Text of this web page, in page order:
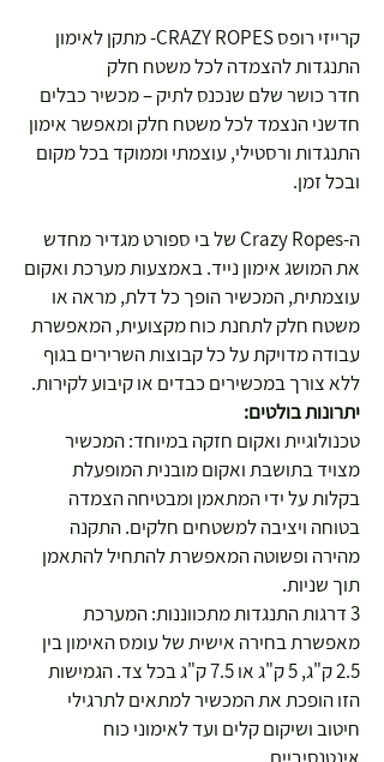
קרייזי רופס CRAZY ROPES- מתקן לאימון
התנגדות להצמדה לכל משטח חלק
חדר כושר שלם שנכנס לתיק – מכשיר כבלים
חדשני הנצמד לכל משטח חלק ומאפשר אימון
התנגדות ורסטילי, עוצמתי וממוקד בכל מקום
ובכל זמן.
ה-Crazy Ropes של בי ספורט מגדיר מחדש
את המושג אימון נייד. באמצעות מערכת ואקום
עוצמתית, המכשיר הופך כל דלת, מראה או
משטח חלק לתחנת כוח מקצועית, המאפשרת
עבודה מדויקת על כל קבוצות השרירים בגוף
ללא צורך במכשירים כבדים או קיבוע לקירות.
יתרונות בולטים:
טכנולוגיית ואקום חזקה במיוחד: המכשיר
מצויד בתושבת ואקום מובנית המופעלת
בקלות על ידי המתאמן ומבטיחה הצמדה
בטוחה ויציבה למשטחים חלקים. התקנה
מהירה ופשוטה המאפשרת להתחיל להתאמן
תוך שניות.
3 דרגות התנגדות מתכווננות: המערכת
מאפשרת בחירה אישית של עומס האימון בין
2.5 ק"ג, 5 ק"ג או 7.5 ק"ג בכל צד. הגמישות
הזו הופכת את המכשיר למתאים לתרגילי
חיטוב ושיקום קלים ועד לאימוני כוח